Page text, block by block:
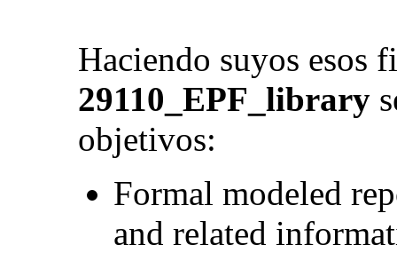
Haciendo suyos esos
29110_EPF_library
objetivos:
Formal modeled
and related